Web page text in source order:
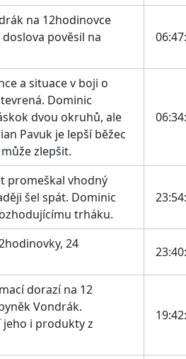
na 12hodinovce
pověsil na
a situace v boji o
Dominic
dvou okruhů, ale
Pavuk je lepší běžec
zlepšit.
promeškal vhodný
šel spát. Dominic
trháku.
24
dorazí na 12
Vondrák.
i produkty z